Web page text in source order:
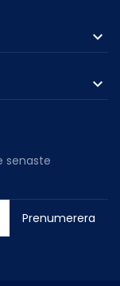


senaste
Prenumerera